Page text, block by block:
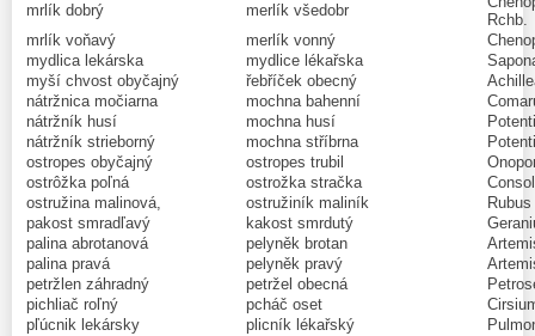
mrlík dobrý
merlík všedobr
Rchb.
mrlík voňavý
merlík vonný
mydlica lekárska
mydlice lékařska
myší chvost obyčajný
řebříček obecný
nátržnica močiarna
mochna bahenní
nátržník husí
mochna husí
nátržník strieborný
mochna stříbrna
ostropes obyčajný
ostropes trubil
ostrôžka poľná
ostrožka stračka
ostružina malinová,
ostružiník maliník
pakost smradľavý
kakost smrdutý
palina abrotanová
pelyněk brotan
palina pravá
pelyněk pravý
petržlen záhradný
petržel obecná
pichliač roľný
pcháč oset
pľúcnik lekársky
plicník lékařský